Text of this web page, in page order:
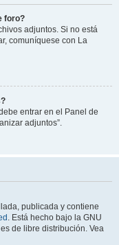
foro?
adjuntos. Si no está
comuníquese con La
entrar en el Panel de
adjuntos”.
publicada y contiene
. Está hecho bajo la GNU
de libre distribución. Vea